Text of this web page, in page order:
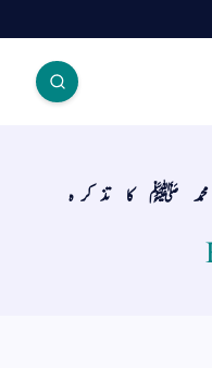
ساتھ لایا
ﷺ کا تذکرہ